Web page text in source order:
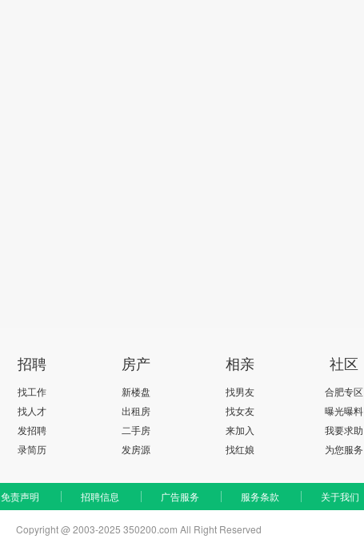
招聘
找工作
找人才
发招聘
录简历
房产
新楼盘
出租房
二手房
发房源
相亲
找男友
找女友
来加入
找红娘
社区
合肥专区
曝光曝料
我要求助
为您服务
免责声明 招聘信息 广告服务 服务条款 关于我们
Copyright @ 2003-2025 350200.com All Right Reserved